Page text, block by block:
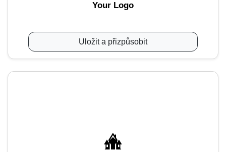
Your Logo
Uložit a přizpůsobit